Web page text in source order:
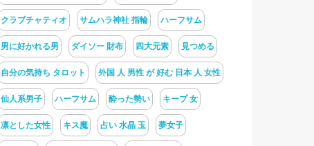
クラブチャティオ サムハラ神社 指輪 ハーフサム
男に好かれる男 ダイソー 財布 四大元素 見つめる
自分の気持ち タロット 外国 人 男性 が 好む 日本 人 女性
仙人系男子 ハーフサム 酔った勢い キープ 女
凛とした女性 キス魔 占い 水晶 玉 夢女子